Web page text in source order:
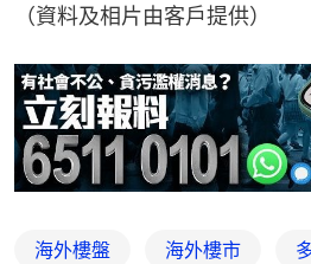
（資料及相片由客戶提供）
海外樓盤 海外樓市